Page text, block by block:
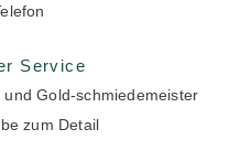
Service
Gold-schmiedemeister
zum Detail